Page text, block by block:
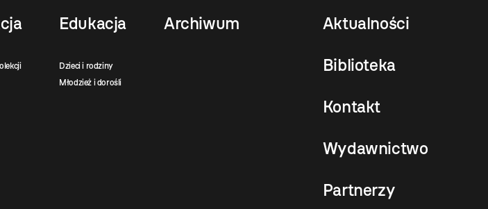
Edukacja
Dzieci i rodziny
Młodzież i dorośli
Archiwum Aktualności
Biblioteka
Kontakt
Wydawnictwo
Partnerzy